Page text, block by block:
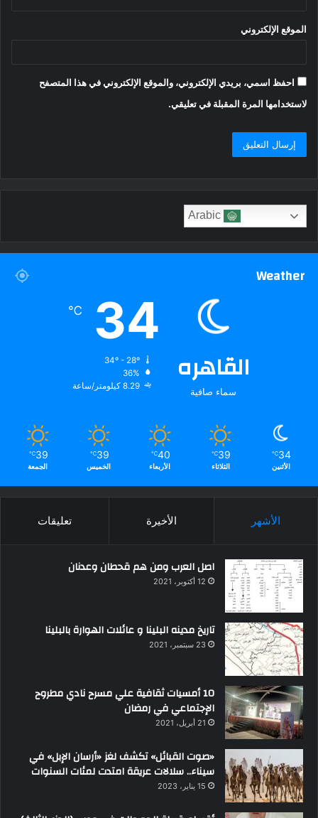
الموقع الإلكتروني
احفظ اسمي، بريدي الإلكتروني، والموقع الإلكتروني في هذا المتصفح
لاستخدامها المرة المقبلة في تعليقي.
Weather
القاهره
سماء صافية
34
℃
36%
8.29 كيلومتر/ساعة
34
℃
الأثنين
39
℃
الثلاثاء
40
℃
الأربعاء
39
℃
الخميس
39
℃
الجمعة
الأشهر الأخيرة تعليقات
اصل العرب ومن هم قحطان وعدنان
12 أكتوبر، 2021
تاريخ مدينه البلينا و عائلات الهوارة بالبلينا
23 سبتمبر، 2021
10 أمسيات ثقافية علي مسرح نادي مطروح
الإجتماعي في رمضان
21 أبريل، 2021
«صوت القبائل» تكشف لغز «أرسان الإبل» في
سيناء.. سلالات عريقة امتدت لمئات السنوات
15 يناير، 2023